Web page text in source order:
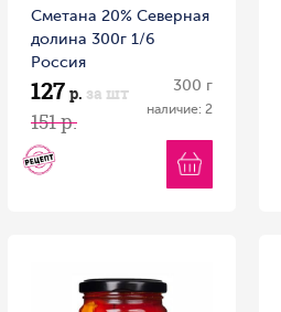
Сметана 20% Северная
долина 300г 1/6
Россия
127 р. за шт
151 р.
300 г
наличие: 2